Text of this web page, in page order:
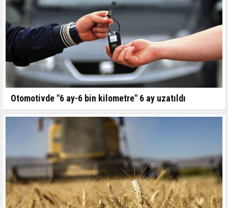
Otomotivde "6 ay-6 bin kilometre" 6 ay uzatıldı